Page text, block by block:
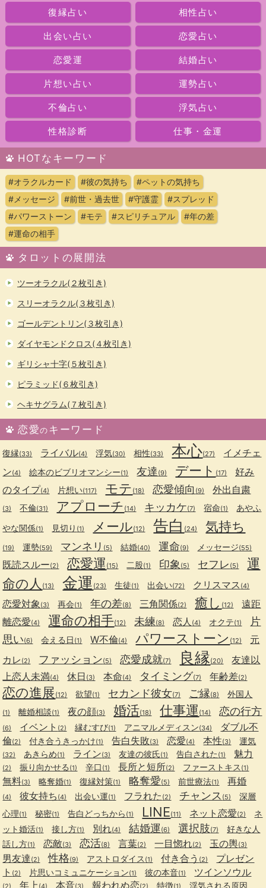
復縁占い 相性占い
出会い占い 恋愛占い
恋愛運 結婚占い
片想い占い 運勢占い
不倫占い 浮気占い
性格診断 仕事・金運
HOTなキーワード
#オラクルカード #彼の気持ち
#ペットの気持ち
#メッセージ
#前世・過去世 #守護霊
#スプレッド
#パワーストーン
#モテ #スピリチュアル
#年の差
#運命の相手
タロットの展開法
ツーオラクル(２枚引き)
スリーオラクル(３枚引き)
ゴールデントリン(３枚引き)
ダイヤモンドクロス(４枚引き)
ギリシャ十字(５枚引き)
ピラミッド(６枚引き)
ヘキサグラム(７枚引き)
恋愛のキーワード
復縁(33) ライバル(4) 浮気(30) 相性(33) 本心(27)
イメチェ
ン(4) 絵本のビブリオマンシー(1) 友達 (9) デート (17)
好み
のタイプ(4) 片想い(117) モテ (18) 恋愛傾向 (9) 外出自粛
(3) 不倫(31) アプローチ (14) キッカケ(7) 宿命(1)
あやふ
やな関係(1) 見切り (1) メール(12) 告白 (24) 気持ち
(19) 運勢(59) マンネリ (5) 結婚(40) 運命(9) メッセージ(55)
既読スルー(2) 恋愛運 (15) 二股(1) 印象 (5) セフレ (5)
運
命の人 (13) 金運 (23) 生徒(1) 出会い(72) クリスマス (4)
恋愛対象 (3) 再会(1) 年の差(8) 三角関係(2) 癒し (12)
遠距
離恋愛(4) 運命の相手(12) 未練(8) 恋人 (4) オクテ(1)
片
思い(6) 会える日 (1) W不倫(4) パワーストーン (12)
元
カレ (2) ファッション(5) 恋愛成就(7) 良縁(20)
友達以
上恋人未満(4) 休日 (3) 本命(4) タイミング(7) 年齢差(2)
恋の進展(12) 欲望(1) セカンド彼女(7) ご縁(8) 外国人
(1) 離婚相談(1) 夜の顔(3) 婚活(18) 仕事運 (14) 恋の行方
(6) イベント (2) 縁むすび(1) アニマルメディスン(34)
ダブル不
倫(2) 付き合うきっかけ(1) 告白失敗(3) 恋愛(4) 本性(3) 運気
(32) あきらめ(1) ライン(3) 友達の彼氏(1) 告白された (1) 魅力
(2) 振り向かせる (1) 辛口 (1) 長所と短所(2) ファーストキス (1)
無料(3) 略奪婚(1) 復縁対策(1) 略奪愛(5) 前世療法(1) 再婚
(4) 彼女持ち (4) 出会い運(1) フラれた (2) チャンス (5)
深層
心理(1) 秘密(1) 告白どっちから (1) LINE(11) ネット恋愛(2)
ネ
ット婚活(1) 接し方(1) 別れ(4) 結婚運(6) 選択肢(7)
好きな人
話し方(1) 恋敵(3) 恋活(8) 言葉(2) 一目惚れ(2) 玉の輿(3)
男友達(2) 性格(9) アストロダイス (1) 付き合う (2)
プレゼン
ト (2) 片思いコミュニケーション(1) 彼の本音(1) ツインソウル
(2) 年上 (4) 本音(3) 報われぬ恋(2) 特徴(1) 浮気される原因